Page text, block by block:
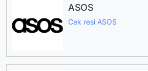
ASOS
Cek resi ASOS